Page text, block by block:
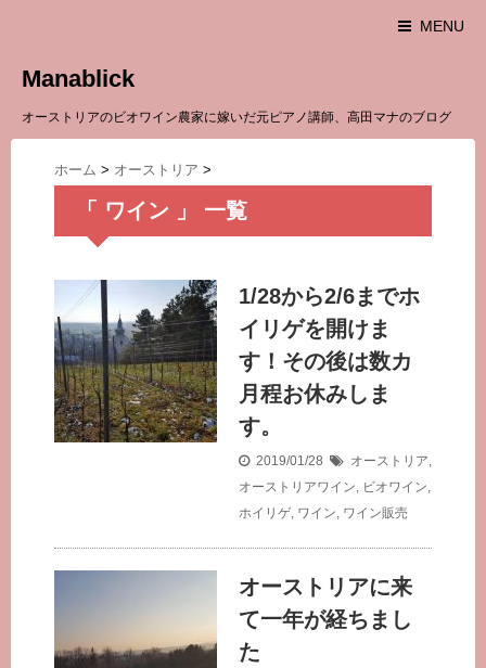
MENU
Manablick
オーストリアのビオワイン農家に嫁いだ元ピアノ講師、高田マナのブログ
ホーム > オーストリア >
「 ワイン 」 一覧
1/28から2/6までホ
イリゲを開けま
す！その後は数カ
月程お休みしま
す。
2019/01/28 オーストリア,
オーストリアワイン, ビオワイン,
ホイリゲ, ワイン, ワイン販売
オーストリアに来
て一年が経ちまし
た